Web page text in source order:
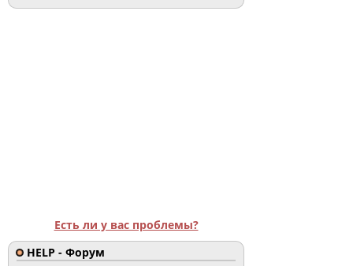
Есть ли у вас проблемы?
HELP - Форум